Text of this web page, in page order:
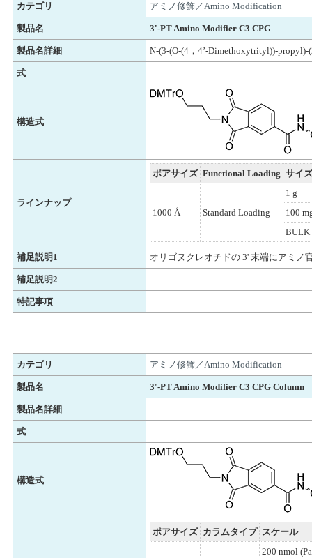
カテゴリ アミノ修飾／Amino Modification
製品名 3'-PT Amino Modifier C3 CPG
製品名詳細 N-(3-(O-(4，4’-Dimethoxytrityl))-
式
構造式
ラインナップ
ポアサイズ Functional Loading サイズ
1000 Å Standard Loading
1 g
100
BULK
補足説明1 オリゴヌクレオチドの 3' 末端にアミノ
補足説明2
特記事項
カテゴリ アミノ修飾／Amino Modification
製品名 3'-PT Amino Modifier C3 CPG Column
製品名詳細
式
構造式
ポアサイズ カラムタイプ スケール
200 nmol